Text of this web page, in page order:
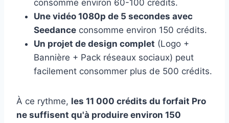
consomme environ 60-100 crédits.
Une vidéo 1080p de 5 secondes avec
Seedance consomme environ 150 crédits.
Un projet de design complet (Logo +
Bannière + Pack réseaux sociaux) peut
facilement consommer plus de 500 crédits.
À ce rythme, les 11 000 crédits du forfait Pro
ne suffisent qu'à produire environ 150